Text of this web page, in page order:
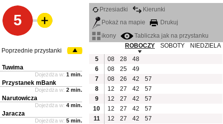
5
Przesiadki
Kierunki
Pokaż na mapie
Drukuj
ikony
Tabliczka jak na przystanku
ROBOCZY
SOBOTY
NIEDZIELA
5
08 28
48
6
08 25
49
7
08 26 42
57
8
12 27 42
57
9
12 27 42
57
10
12 27 42
57
11
12 27 42
57
Poprzednie przystanki
Tuwima
Dojeżdża w: 1 min.
Przystanek mBank
Dojeżdża w: 2 min.
Narutowicza
Dojeżdża w: 4 min.
Jaracza
Dojeżdża w: 5 min.